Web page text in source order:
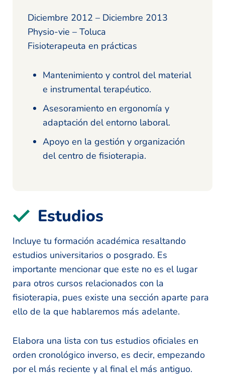
Diciembre 2012 – Diciembre 2013
Physio-vie – Toluca
Fisioterapeuta en prácticas
Mantenimiento y control del material
e instrumental terapéutico.
Asesoramiento en ergonomía y
adaptación del entorno laboral.
Apoyo en la gestión y organización
del centro de fisioterapia.
Estudios
Incluye tu formación académica resaltando
estudios universitarios o posgrado. Es
importante mencionar que este no es el lugar
para otros cursos relacionados con la
fisioterapia, pues existe una sección aparte para
ello de la que hablaremos más adelante.
Elabora una lista con tus estudios oficiales en
orden cronológico inverso, es decir, empezando
por el más reciente y al final el más antiguo.